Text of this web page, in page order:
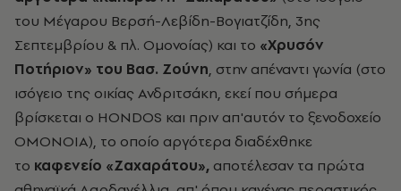
του Μέγαρου Βερσή-Λεβίδη-Βογιατζίδη, 3ης
Σεπτεμβρίου & πλ. Ομονοίας) και το «Χρυσόν
Ποτήριον» του Βασ. Ζούνη, στην απέναντι γωνία (στο
ισόγειο της οικίας Ανδριτσάκη, εκεί που σήμερα
βρίσκεται ο HONDOS και πριν απ'αυτόν το ξενοδοχείο
ΟΜΟΝΟΙΑ), το οποίο αργότερα διαδέχθηκε
το καφενείο «Ζαχαράτου», αποτέλεσαν τα πρώτα